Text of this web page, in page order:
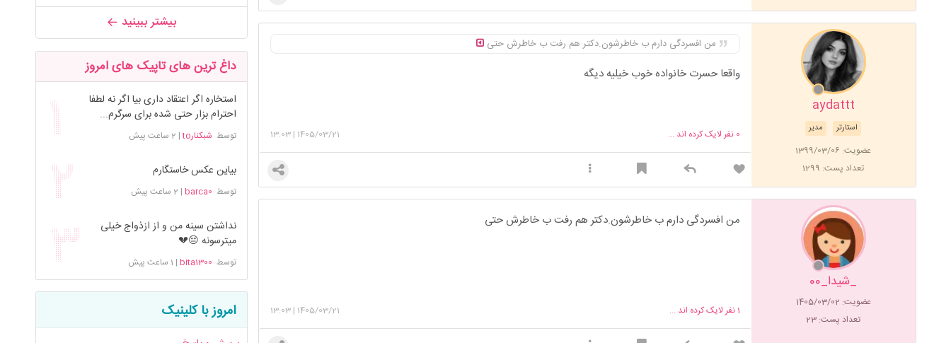
aydattt
مدیر استارتر
عضویت: 1399/03/06
تعداد پست: 1299
من افسردگی دارم ب خاطرشون.دکتر هم رفت ب خاطرش حتی
واقعا حسرت خانواده خوب خیلیه دیگه
1405/03/21
|
13:03 0 نفر لایک کرده اند ...
_شیدا_00
عضویت: 1405/03/02
تعداد پست: 23
من افسردگی دارم ب خاطرشون.دکتر هم رفت ب خاطرش حتی
1405/03/21
|
13:03 1نفر لایک کرده اند ...
بیشتر ببینید
داغ ترین های تاپیک های امروز
استخاره اگر اعتقاد داری بیا اگر نه لطفا
احترام بزار حتی شده برای سرگرم...
توسط شبکنارto | 2 ساعت پیش
بیاین عکس خاستگارم
توسط barca0
| 2 ساعت پیش
نداشتن سینه من و از ازذواج خیلی
میترسونه 😔💔
توسط bita1300
| 1 ساعت پیش
امروز با کلینیک